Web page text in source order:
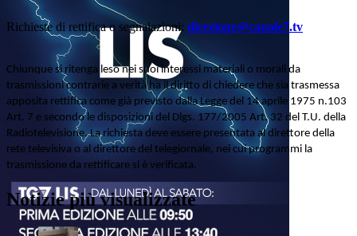
Richieste di rettifica o segnalazioni: direzione@canale7.tv
Chiunque si ritenga leso nei suoi interessi materiali o morali da
trasmissioni contrarie a verità ha il diritto di chiedere che sia trasmessa
apposita rettifica come già previsto dalla Legge del 14 aprile 1975 n.103
Art. 7 e secondo le disposizioni del Dlgs. 177/2005 Art. 32 del T.U. della
Radiotelevisione. La richiesta deve essere presentata al direttore della
rete televisiva o al direttore del telegiornale, nei cui programmi la
trasmissione da rettificare si è verificata.
Notizie più visualizzate